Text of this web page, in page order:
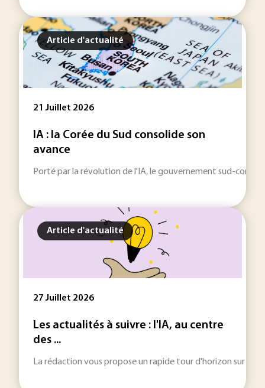
Article d'actualité
21 Juillet 2026
IA : la Corée du Sud consolide son
avance
Porté par la révolution de l'IA, le gouvernement sud-
Article d'actualité
27 Juillet 2026
Les actualités à suivre : l'IA, au centre
des ...
La rédaction vous propose un rapide tour d'horizon sur les